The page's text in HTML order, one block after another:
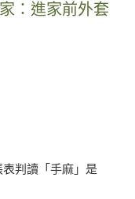
：進家前外套
判讀「手麻」是